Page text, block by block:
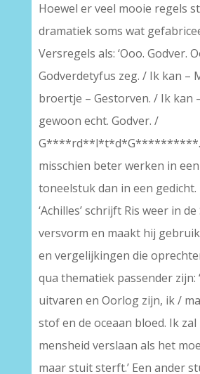
Hoewel er veel mooie regels
dramatiek soms wat
Versregels als: ‘Ooo. Godver.
Godverdetyfus zeg. / Ik kan –
broertje – Gestorven. / Ik kan
gewoon echt. Godver. /
G****rd**l*t*d*G**********.’
misschien beter werken in
toneelstuk dan in een
‘Achilles’ schrijft Ris weer in
versvorm en maakt hij
en vergelijkingen die
qua thematiek passender zijn:
uitvaren en Oorlog zijn, ik /
stof en de oceaan bloed. Ik zal
mensheid verslaan als het
maar stuit sterft.’ Een ander